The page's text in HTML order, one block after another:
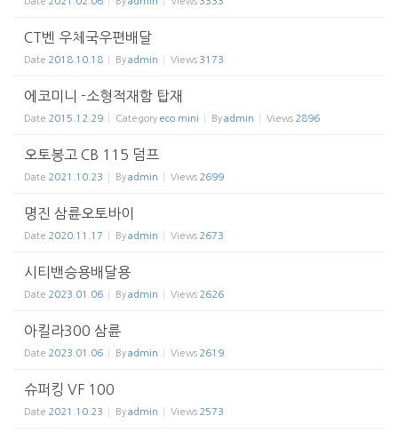
CT벤 우체국우편배달
Date 2018.10.18 Byadmin Views 3173
에코미니 -소형적재함 탑재
Date 2015.12.29 Category eco mini Byadmin Views 2896
오토봉고 CB 115 덤프
Date 2021.10.23 Byadmin Views 2699
명진 삼륜오토바이
Date 2020.11.17 Byadmin Views 2673
시티밴승용배달용
Date 2023.01.06 Byadmin Views 2626
아킬라300 삼륜
Date 2023.01.06 Byadmin Views 2619
슈퍼킹 VF 100
Date 2021.10.23 Byadmin Views 2573